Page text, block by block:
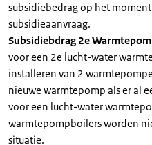
subsidiebedrag op het
subsidieaanvraag.
Subsidiebdrag 2e
voor een 2e lucht-water
installeren van 2
nieuwe warmtepomp als er al
voor een lucht-water
warmtepompboilers worden
situatie.